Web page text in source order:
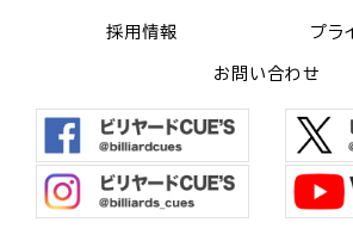
採用情報 プラ
お問い合わせ